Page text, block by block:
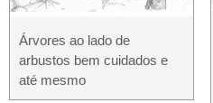
Árvores ao lado de
arbustos bem cuidados e
até mesmo